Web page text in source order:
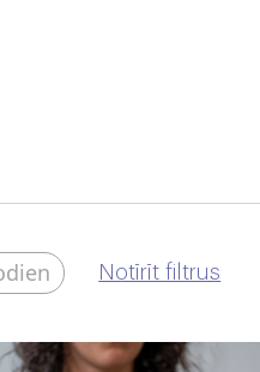
Notīrīt filtrus